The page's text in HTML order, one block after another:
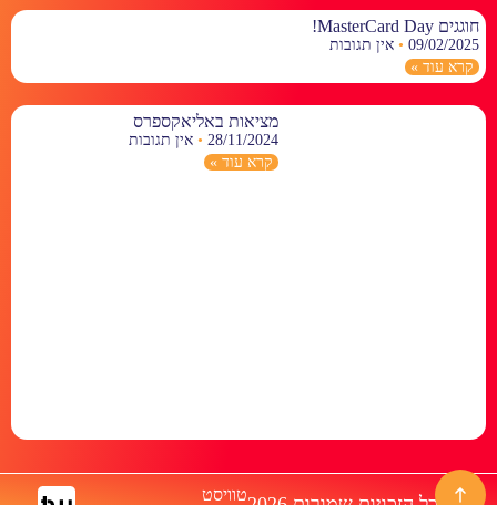
חוגגים MasterCard Day!
09/02/2025
אין תגובות
קרא עוד »
מציאות באליאקספרס
28/11/2024
אין תגובות
קרא עוד »
טוויסט